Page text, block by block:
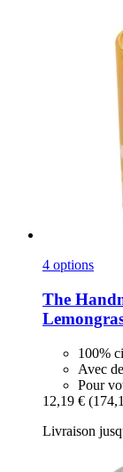
4 options
The
100%
Avec
Pour
12,19 €
Livraison